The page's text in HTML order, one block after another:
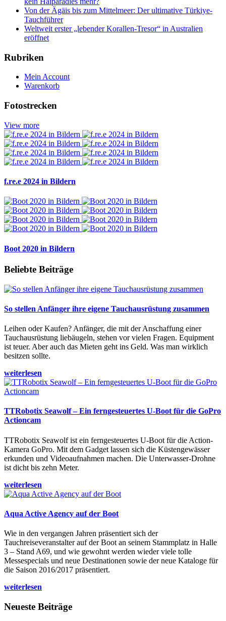
Von der Ägäis bis zum Mittelmeer: Der ultimative Türkiye-
Tauchführer
Weltweit erster „lebender Korallen-Tresor“ in Australien
eröffnet
Rubriken
Mein Account
Warenkorb
Fotostrecken
View more
f.re.e 2024 in Bildern
Boot 2020 in Bildern
Beliebte Beiträge
So stellen Anfänger ihre eigene Tauchausrüstung zusammen
Leihen oder Kaufen? Anfänger, die mit der Anschaffung einer
Tauchausrüstung liebäugeln, stehen vor vielen Fragen. Equipment
ist teuer. Aber auch das Mieten geht ins Geld. Was man wirklich
besitzen sollte.
weiterlesen
TTRobotix Seawolf – Ein ferngesteuertes U-Boot für die GoPro
Actioncam
TTRobotix Seawolf ist ein ferngesteuertes U-Boot für die Action-
Kamera GoPro. Mit dem Gadget lassen sich die Küstengewässer
erkunden und Videoaufnahmen machen. Die Unterwasser-Drohne
ist dicht bis zehn Meter.
weiterlesen
Aqua Active Agency auf der Boot
Wie in den vergangen Jahren präsentiert sich der
Tauchreiseveranstalter auf der Boot an seinem Stammplatz in Halle
3 – Stand A69, und wie gewohnt werden wieder viele tolle
Messespecials und neue Destinationen sowie der neue Kataloge für
die Saison 2016/2017 präsentiert.
weiterlesen
Neueste Beiträge